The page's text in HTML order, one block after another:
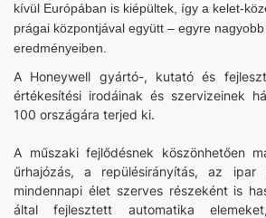
kívül Európában is kiépültek, így a kelet-
prágai központjával együtt – egyre
eredményeiben.
A Honeywell gyártó-, kutató és
értékesítési irodáinak és szervizeinek
100 országára terjed ki.
A műszaki fejlődésnek köszönhetően
űrhajózás, a repülésirányítás, az ipar
mindennapi élet szerves részeként is
által fejlesztett automatika